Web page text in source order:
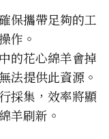
保攜帶足夠的工
作。
的花心綿羊會掉
法提供此資源。
採集，效率將顯
羊刷新。